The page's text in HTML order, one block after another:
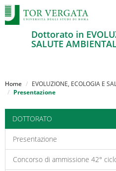
al
contenuto
Dottorato in
SALUTE
Home
EVOLUZIONE, ECOLOGIA E
Presentazione
DOTTORATO
Presentazione
Concorso di ammissione 42°